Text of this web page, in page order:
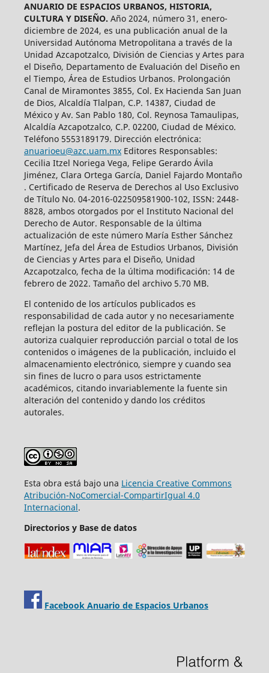
ANUARIO DE ESPACIOS URBANOS, HISTORIA,
CULTURA Y DISEÑO. Año 2024, número 31, enero-
diciembre de 2024, es una publicación anual de la
Universidad Autónoma Metropolitana a través de la
Unidad Azcapotzalco, División de Ciencias y Artes para
el Diseño, Departamento de Evaluación del Diseño en
el Tiempo, Área de Estudios Urbanos. Prolongación
Canal de Miramontes 3855, Col. Ex Hacienda San Juan
de Dios, Alcaldía Tlalpan, C.P. 14387, Ciudad de
México y Av. San Pablo 180, Col. Reynosa Tamaulipas,
Alcaldía Azcapotzalco, C.P. 02200, Ciudad de México.
Teléfono 5553189179. Dirección electrónica:
anuarioeu@azc.uam.mxEditores Responsables:
Cecilia Itzel Noriega Vega, Felipe Gerardo Ávila
Jiménez, Clara Ortega García, Daniel Fajardo Montaño
. Certificado de Reserva de Derechos al Uso Exclusivo
de Título No. 04-2016-022509581900-102, ISSN: 2448-
8828, ambos otorgados por el Instituto Nacional del
Derecho de Autor. Responsable de la última
actualización de este número María Esther Sánchez
Martínez, Jefa del Área de Estudios Urbanos, División
de Ciencias y Artes para el Diseño, Unidad
Azcapotzalco, fecha de la última modificación: 14 de
febrero de 2022. Tamaño del archivo 5.70 MB.
El contenido de los artículos publicados es
responsabilidad de cada autor y no necesariamente
reflejan la postura del editor de la publicación. Se
autoriza cualquier reproducción parcial o total de los
contenidos o imágenes de la publicación, incluido el
almacenamiento electrónico, siempre y cuando sea
sin fines de lucro o para usos estrictamente
académicos, citando invariablemente la fuente sin
alteración del contenido y dando los créditos
autorales.
Esta obra está bajo una Licencia Creative Commons
Atribución-NoComercial-CompartirIgual 4.0
Internacional.
Directorios y Base de datos
Facebook Anuario de Espacios Urbanos